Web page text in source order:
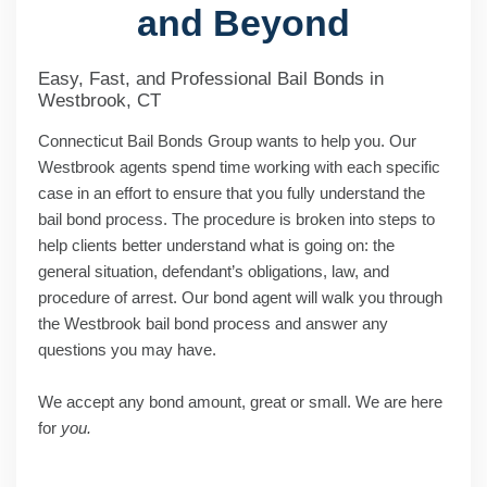
and Beyond
Easy, Fast, and Professional Bail Bonds in
Westbrook, CT
Connecticut Bail Bonds Group wants to help you. Our
Westbrook agents spend time working with each specific
case in an effort to ensure that you fully understand the
bail bond process. The procedure is broken into steps to
help clients better understand what is going on: the
general situation, defendant’s obligations, law, and
procedure of arrest. Our bond agent will walk you through
the Westbrook bail bond process and answer any
questions you may have.
We accept any bond amount, great or small. We are here
for you.